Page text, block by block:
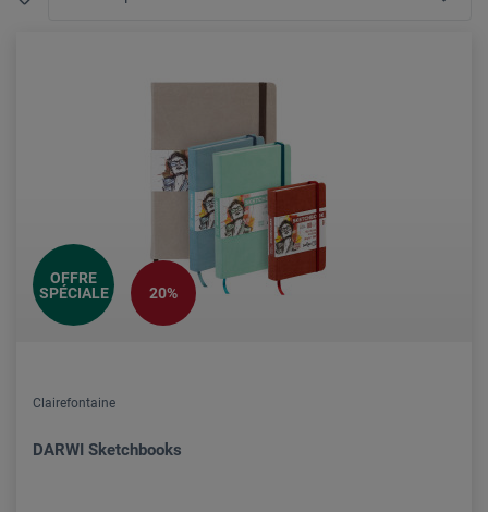
OFFRE
SPÉCIALE
20%
Clairefontaine
DARWI Sketchbooks